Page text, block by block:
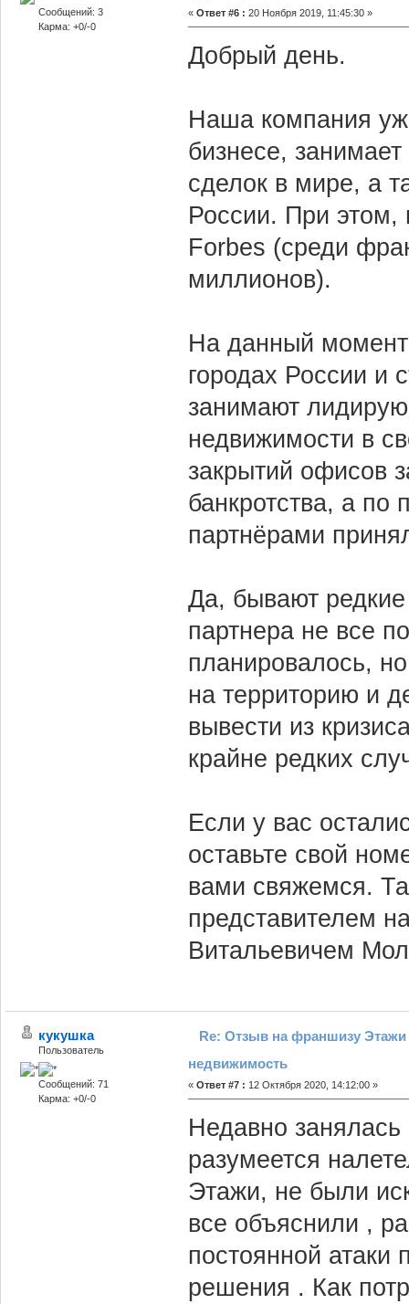
Сообщений: 3
Карма: +0/-0
« Ответ #6 : 20 Ноября 2019, 11:45:30 »
Добрый день.
Наша компания
бизнесе,
сделок в мире, а
России. При
Forbes (среди
миллионов).
На данный момент
городах России и
занимают
недвижимости в
закрытий офисов
банкротства, а по
партнёрами
Да, бывают
партнера не все
планировалось,
на территорию и
вывести из
крайне редких
Если у вас
оставьте свой
вами свяжемся.
представителем
Витальевичем
кукушка
Пользователь
Сообщений: 71
Карма: +0/-0
Re: Отзыв на франшизу Этажи
недвижимость
« Ответ #7 : 12 Октября 2020, 14:12:00 »
Недавно
разумеется
Этажи, не были
все объяснили ,
постоянной атаки
решения . Как